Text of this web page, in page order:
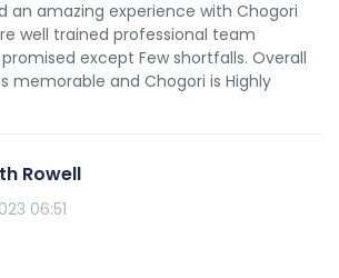
an amazing experience with Chogori
well trained professional team
except Few shortfalls. Overall
memorable and Chogori is Highly
Rowell
06:51